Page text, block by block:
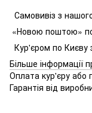
Самовивіз з
«Новою поштою» по
Кур'єром по Києву
Більше інформації
Оплата кур'єру або
Гарантія від